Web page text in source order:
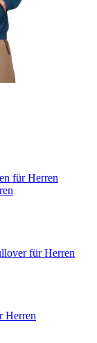
für Herren
für Herren
Herren